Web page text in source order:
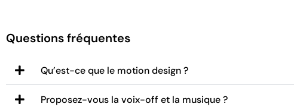
Questions fréquentes
Qu’est-ce que le motion design ?
Proposez-vous la voix-off et la musique ?